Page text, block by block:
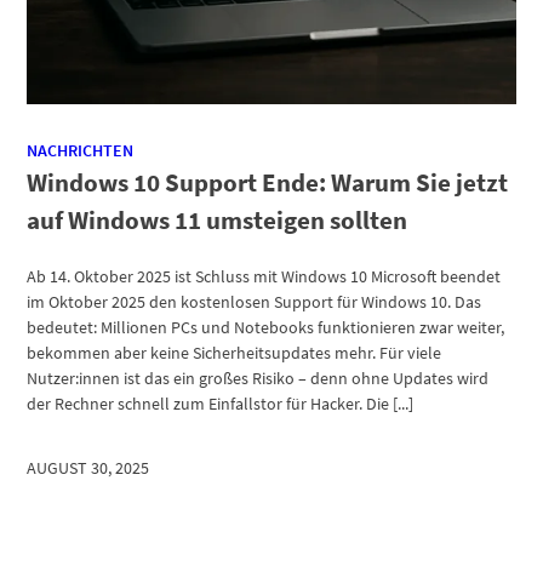
NACHRICHTEN
Windows 10 Support Ende: Warum Sie jetzt
auf Windows 11 umsteigen sollten
Ab 14. Oktober 2025 ist Schluss mit Windows 10 Microsoft beendet
im Oktober 2025 den kostenlosen Support für Windows 10. Das
bedeutet: Millionen PCs und Notebooks funktionieren zwar weiter,
bekommen aber keine Sicherheitsupdates mehr. Für viele
Nutzer:innen ist das ein großes Risiko – denn ohne Updates wird
der Rechner schnell zum Einfallstor für Hacker. Die [...]
AUGUST 30, 2025